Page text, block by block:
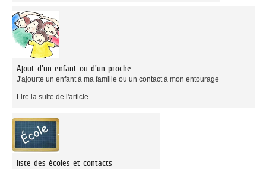
Ajout d'un enfant ou d'un proche
J'ajourte un enfant à ma famille ou un contact à mon entourage
Lire la suite de l'article
liste des écoles et contacts